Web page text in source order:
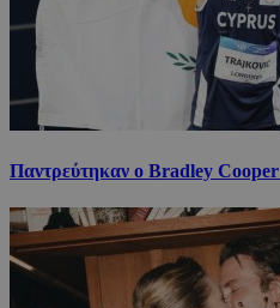
Παντρεύτηκαν ο Bradley